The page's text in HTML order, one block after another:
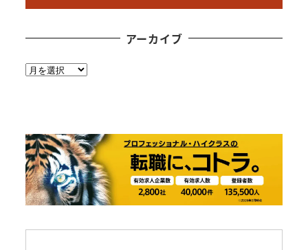
アーカイブ
ア
ブ